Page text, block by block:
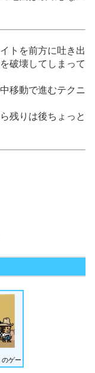
トを前方に吐き出
破壊してしまって
移動で進むテクニ
残りは後ちょっと
のゲー